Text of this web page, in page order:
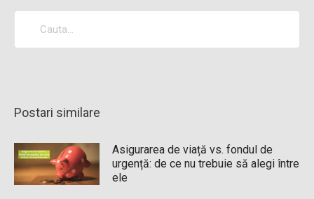
Postari similare
Asigurarea de viață vs. fondul de
urgență: de ce nu trebuie să alegi între
ele